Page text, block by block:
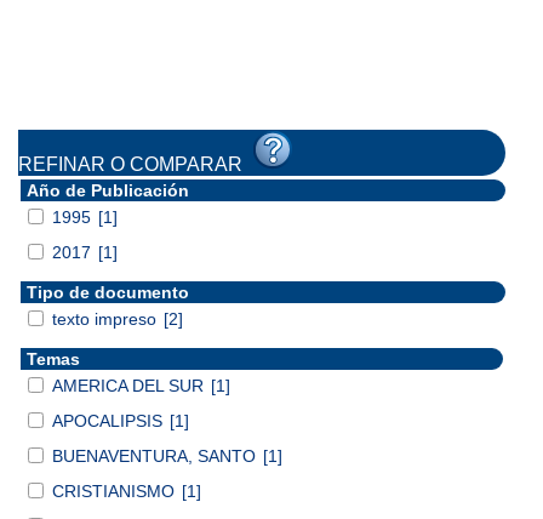
REFINAR O COMPARAR
Año de Publicación
1995 [1]
2017 [1]
Tipo de documento
texto impreso [2]
Temas
AMERICA DEL SUR [1]
APOCALIPSIS [1]
BUENAVENTURA, SANTO [1]
CRISTIANISMO [1]